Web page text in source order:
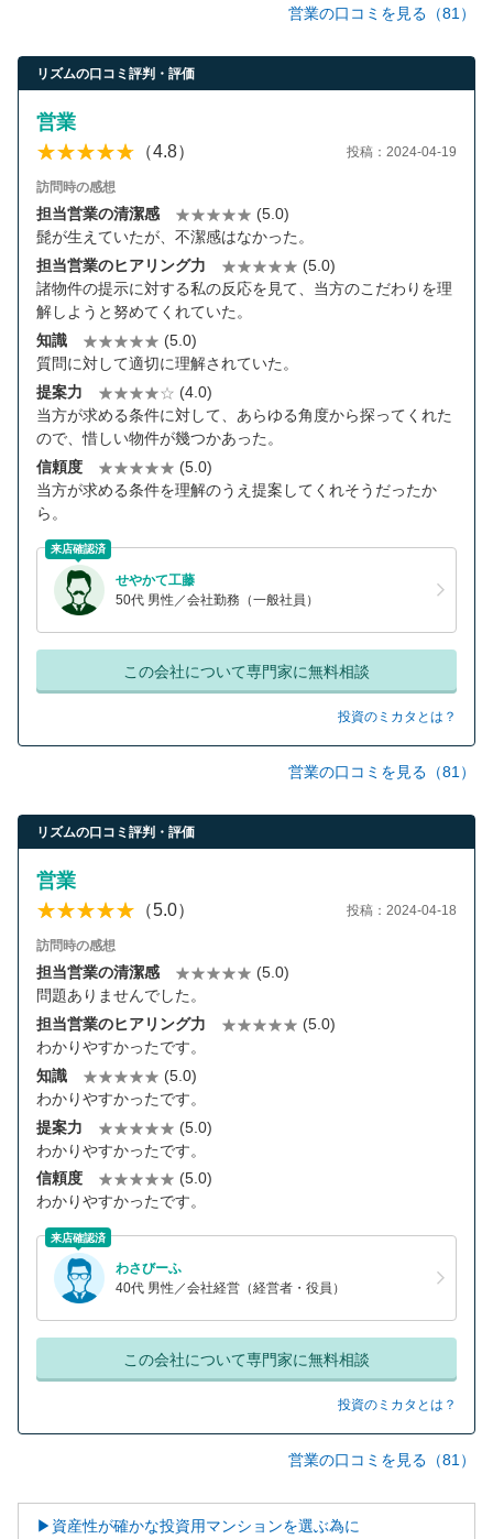
営業の口コミを見る（81）
リズムの口コミ評判・評価
営業
（4.8） 投稿：2024-04-19
訪問時の感想
担当営業の清潔感
(5.0)
髭が生えていたが、不潔感はなかった。
担当営業のヒアリング力
(5.0)
諸物件の提示に対する私の反応を見て、当方のこだわりを理
解しようと努めてくれていた。
知識
(5.0)
質問に対して適切に理解されていた。
提案力
(4.0)
当方が求める条件に対して、あらゆる角度から探ってくれた
ので、惜しい物件が幾つかあった。
信頼度
(5.0)
当方が求める条件を理解のうえ提案してくれそうだったか
ら。
来店確認済
せやかて工藤
50代 男性／会社勤務（一般社員）
この会社について専門家に無料相談
投資のミカタとは？
営業の口コミを見る（81）
リズムの口コミ評判・評価
営業
（5.0） 投稿：2024-04-18
訪問時の感想
担当営業の清潔感
(5.0)
問題ありませんでした。
担当営業のヒアリング力
(5.0)
わかりやすかったです。
知識
(5.0)
わかりやすかったです。
提案力
(5.0)
わかりやすかったです。
信頼度
(5.0)
わかりやすかったです。
来店確認済
わさびーふ
40代 男性／会社経営（経営者・役員）
この会社について専門家に無料相談
投資のミカタとは？
営業の口コミを見る（81）
▶資産性が確かな投資用マンションを選ぶ為に